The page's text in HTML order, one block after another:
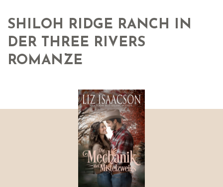
SHILOH RIDGE RANCH IN
DER THREE RIVERS
ROMANZE